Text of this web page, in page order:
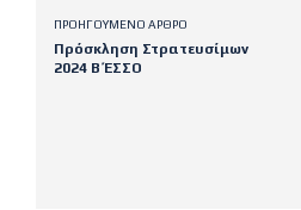
ΠΡΟΗΓΟΎΜΕΝΟ ΆΡΘΡΟ
Πρόσκληση Στρατευσίμων
2024 Β΄ ΕΣΣΟ